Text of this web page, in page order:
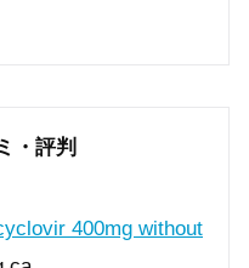
・評判
400mg without